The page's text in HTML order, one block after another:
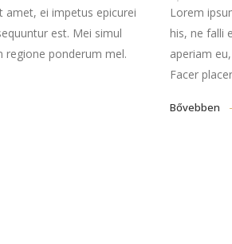
amet, ei impetus epicurei
est. Mei simul
regione ponderum mel.
Lorem
his, ne falli
aperiam
Facer
Bővebben